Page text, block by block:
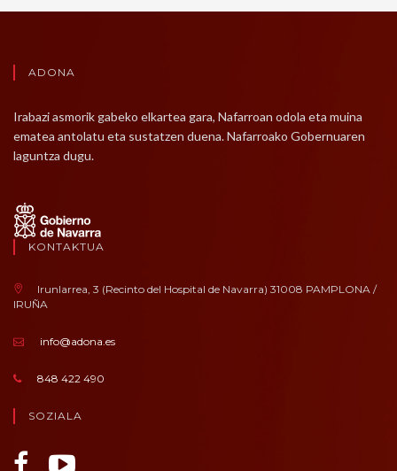
ADONA
Irabazi asmorik gabeko elkartea gara, Nafarroan odola eta muina
ematea antolatu eta sustatzen duena. Nafarroako Gobernuaren
laguntza dugu.
KONTAKTUA
Irunlarrea, 3 (Recinto del Hospital de Navarra) 31008 PAMPLONA /
IRUÑA
info@adona.es
848 422 490
SOZIALA